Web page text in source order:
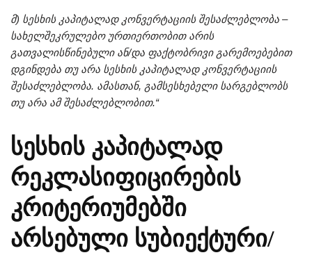
მ) სესხის კაპიტალად კონვერტაციის შესაძლებლობა –
სახელშეკრულებო ურთიერთობით არის
გათვალისწინებული ან/და ფაქტობრივი გარემოებებით
დგინდება თუ არა სესხის კაპიტალად კონვერტაციის
შესაძლებლობა. ამასთან, გამსესხებელი სარგებლობს
თუ არა ამ შესაძლებლობით.“
სესხის კაპიტალად
რეკლასიფიცირების
კრიტერიუმებში
არსებული სუბიექტური/